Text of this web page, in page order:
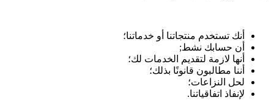
أنك تستخدم منتجاتنا أو خدماتنا؛
أن حسابك نشط;
أنها لازمة لتقديم الخدمات لك؛
أننا مطالبون قانونًا بذلك؛
لحل النزاعات؛
لإنفاذ اتفاقياتنا.